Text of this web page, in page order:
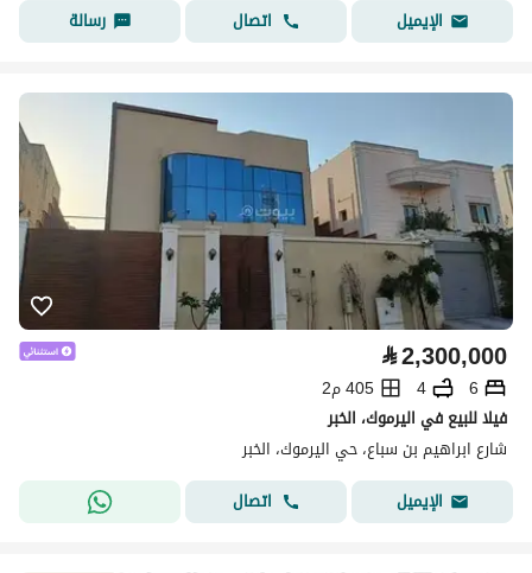
الإيميل
اتصال رسالة
⃁2,300,000
6
4
405 م2
فيلا للبيع في اليرموك، الخبر
شارع ابراهيم بن سباع، حي اليرموك، الخبر
الإيميل
اتصال